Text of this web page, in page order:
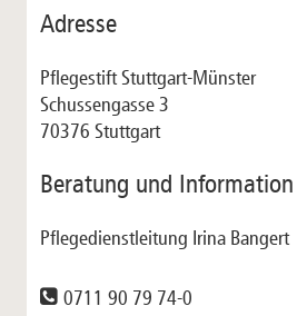
Adresse
Pflegestift Stuttgart-Münster
Schussengasse 3
70376 Stuttgart
Beratung und Information
Pflegedienstleitung Irina Bangert
0711 90 79 74-0